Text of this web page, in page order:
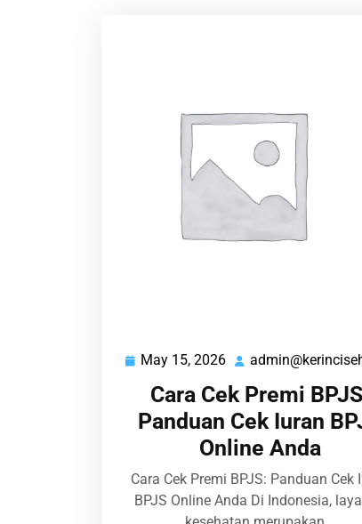
May 15, 2026 May
15,
2026
Cara Cek Premi
Panduan Cek Iuran
Online Anda
Cara Cek Premi BPJS: Panduan Cek
BPJS Online Anda Di Indonesia,